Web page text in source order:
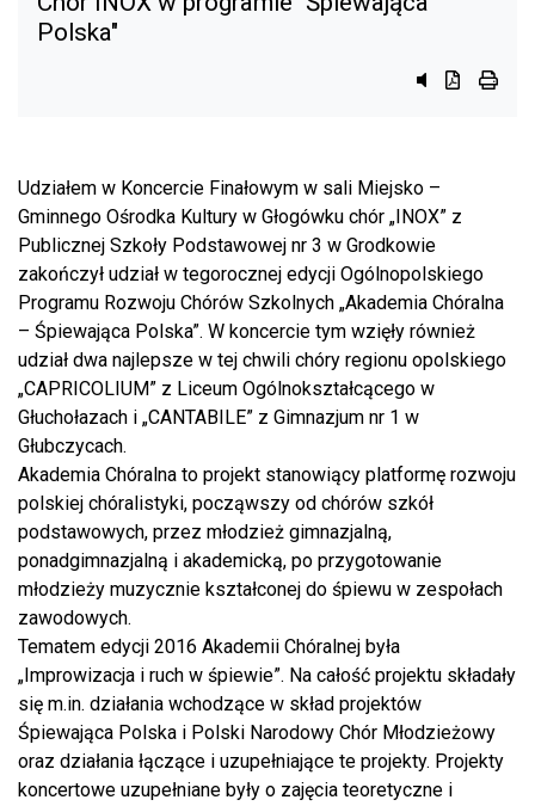
Polska"
Przycisk
Przycisk
Udziałem w Koncercie Finałowym w sali Miejsko –
Gminnego Ośrodka Kultury w Głogówku chór „INOX” z
Publicznej Szkoły Podstawowej nr 3 w Grodkowie
zakończył udział w tegorocznej edycji Ogólnopolskiego
Programu Rozwoju Chórów Szkolnych „Akademia Chóralna
– Śpiewająca Polska”. W koncercie tym wzięły również
udział dwa najlepsze w tej chwili chóry regionu opolskiego
„CAPRICOLIUM” z Liceum Ogólnokształcącego w
Głuchołazach i „CANTABILE” z Gimnazjum nr 1 w
Głubczycach.
Akademia Chóralna to projekt stanowiący platformę rozwoju
polskiej chóralistyki, począwszy od chórów szkół
podstawowych, przez młodzież gimnazjalną,
ponadgimnazjalną i akademicką, po przygotowanie
młodzieży muzycznie kształconej do śpiewu w zespołach
zawodowych.
Tematem edycji 2016 Akademii Chóralnej była
„Improwizacja i ruch w śpiewie”. Na całość projektu składały
się m.in. działania wchodzące w skład projektów
Śpiewająca Polska i Polski Narodowy Chór Młodzieżowy
oraz działania łączące i uzupełniające te projekty. Projekty
koncertowe uzupełniane były o zajęcia teoretyczne i